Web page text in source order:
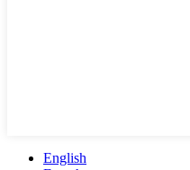
English